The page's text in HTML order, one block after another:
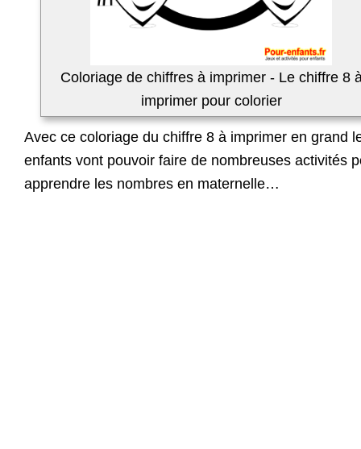
Coloriage de chiffres à imprimer - Le chiffre 8
imprimer pour colorier
Avec ce coloriage du chiffre 8 à imprimer en grand
enfants vont pouvoir faire de nombreuses activités
apprendre les nombres en maternelle…